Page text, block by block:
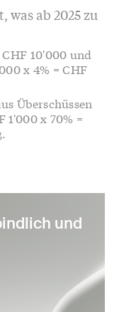
ab 2025 zu
10'000 und
x 4% = CHF
Überschüssen
1'000 x 70% =
und